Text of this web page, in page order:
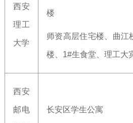
西安
理工
大学
楼
师资高层住宅楼、曲江
楼、1#生食堂、理工大
西安
邮电 长安区学生公寓